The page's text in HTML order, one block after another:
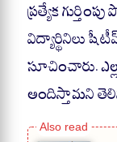
ప్రత్యేక
విద్యార్థినిలు
సూచించారు.
అందిస్తామని